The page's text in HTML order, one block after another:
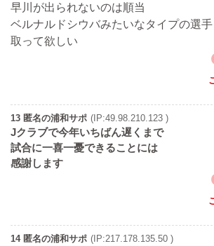
早川が出られないのは順当
ベルナルドシウバみたいなタイプの選
取って欲しい
13 匿名の浦和サポ (IP:49.98.210.123 )
Jクラブで今年いちばん遅くまで
試合に一喜一憂できることには
感謝します
14 匿名の浦和サポ (IP:217.178.135.50 )